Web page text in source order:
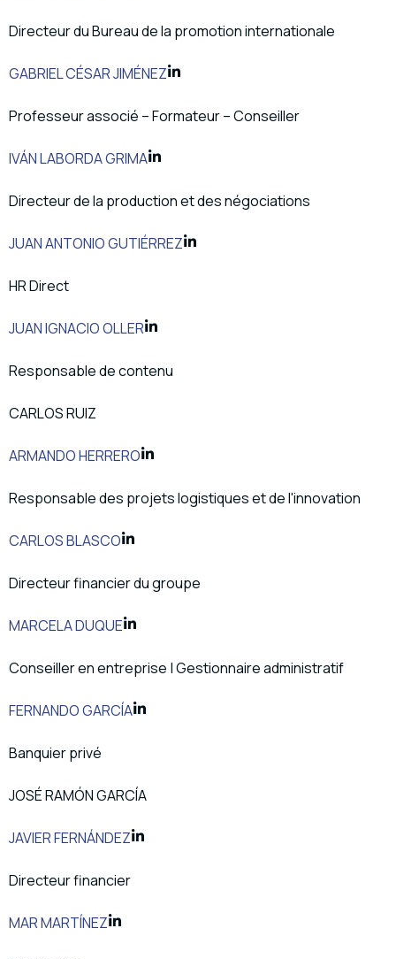
Directeur du Bureau de la promotion internationale
GABRIEL CÉSAR JIMÉNEZ
Professeur associé – Formateur – Conseiller
IVÁN LABORDA GRIMA
Directeur de la production et des négociations
JUAN ANTONIO GUTIÉRREZ
HR Direct
JUAN IGNACIO OLLER
Responsable de contenu
CARLOS RUIZ
ARMANDO HERRERO
Responsable des projets logistiques et de l'innovation
CARLOS BLASCO
Directeur financier du groupe
MARCELA DUQUE
Conseiller en entreprise | Gestionnaire administratif
FERNANDO GARCÍA
Banquier privé
JOSÉ RAMÓN GARCÍA
JAVIER FERNÁNDEZ
Directeur financier
MAR MARTÍNEZ